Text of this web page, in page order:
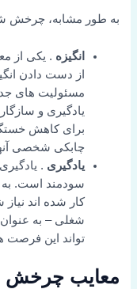
به طور مشابه، چرخش
انگیزه . یکی از
از دست دادن
مسئولیت های
یادگیری و
برای کاهش
چابکی شخصی
یادگیری .
سودمند است. به
کار شده اند
شغلی – به
تواند این فرصت
معایب چرخش